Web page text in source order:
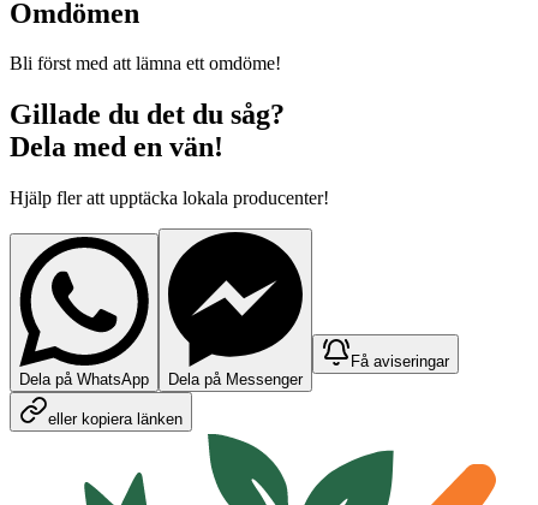
Omdömen
Bli först med att lämna ett omdöme!
Gillade du det du såg?
Dela med en vän!
Hjälp fler att upptäcka lokala producenter!
Dela på WhatsApp Dela på Messenger
Få aviseringar
eller kopiera länken